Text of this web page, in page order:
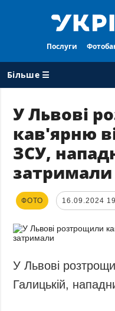
Послуги
Більше ☰
ВСI РУБРИКИ
Війна
Відбудова
Політика
Економіка
Фактчеки
Світ
Регіони
Суcпільcтво
У Львові
кав'ярню
ЗСУ,
затримали
ФОТО 16.09.2024
У Львові
Галицькій,